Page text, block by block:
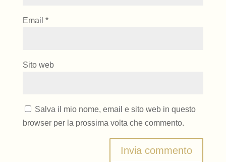
Email *
Sito web
Salva il mio nome, email e sito web in questo
browser per la prossima volta che commento.